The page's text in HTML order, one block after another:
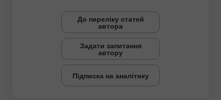
До переліку статей
автора
Задати запитання
автору
Підписка на аналітику